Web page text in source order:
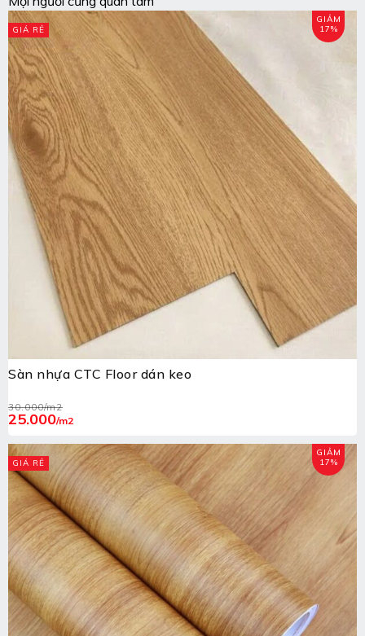
GIÁ RẺ
GIẢM
17%
Sàn nhựa CTC Floor dán keo
30.000/m2
25.000/m2
GIÁ RẺ
GIẢM
17%